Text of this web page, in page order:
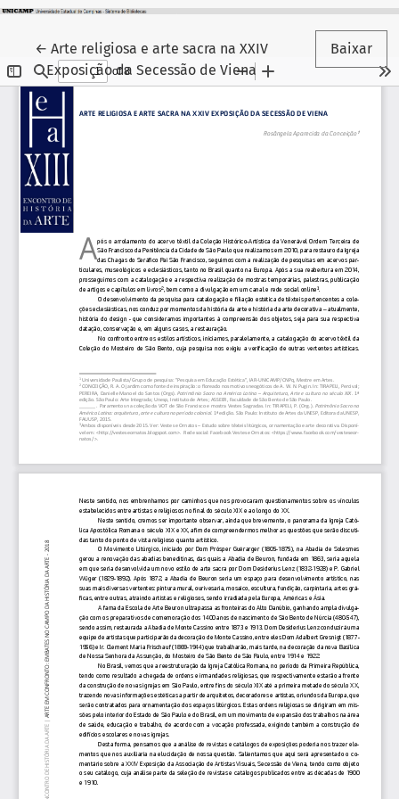
←Voltar aos Detalhes do Artigo
Arte religiosa e arte sacra na XXIV
Exposição da Secessão de Viena
Baixar